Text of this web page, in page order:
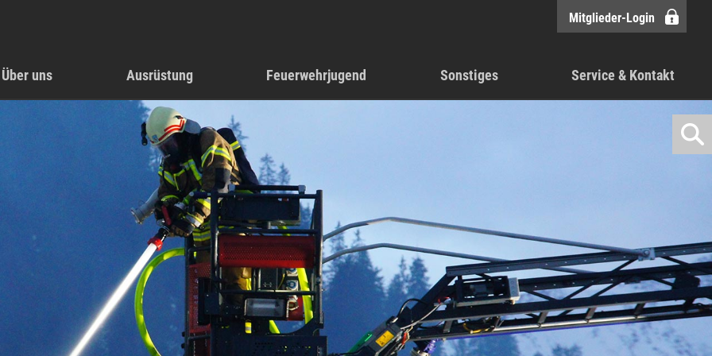
Über uns Ausrüstung Feuerwehrjugend Sonstiges Service & Kontakt
Mitglieder-Login